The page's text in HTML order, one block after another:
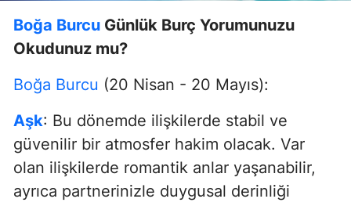
Boğa Burcu Günlük Burç Yorumunuzu
Okudunuz mu?
Boğa Burcu (20 Nisan - 20 Mayıs):
Aşk: Bu dönemde ilişkilerde stabil ve
güvenilir bir atmosfer hakim olacak. Var
olan ilişkilerde romantik anlar yaşanabilir,
ayrıca partnerinizle duygusal derinliği